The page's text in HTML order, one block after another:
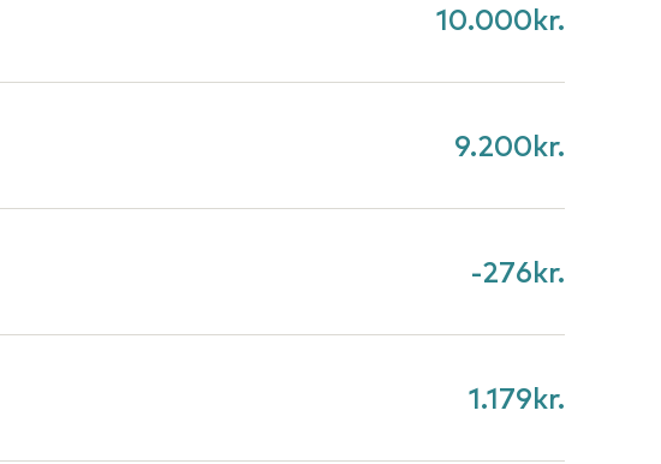
10.000kr.
9.200kr.
-276kr.
1.179kr.